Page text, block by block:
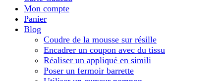
Mon compte
Panier
Blog
Coudre de la mousse sur résille
Encadrer un coupon avec du tissu
Réaliser un appliqué en simili
Poser un fermoir barrette